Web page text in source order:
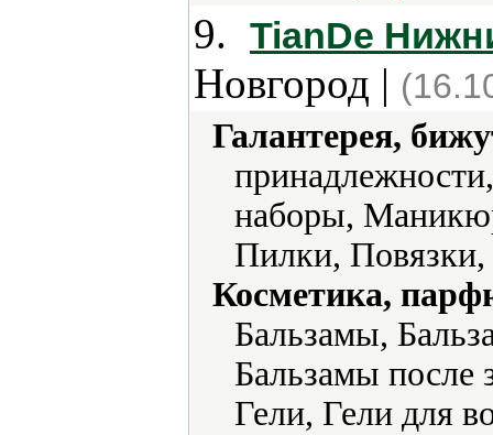
9. TianDe
Новгород |
Галантерея,
наборы,
Пилки,
Косметика,
Бальзамы,
Бальзамы после
Гели, Гели для